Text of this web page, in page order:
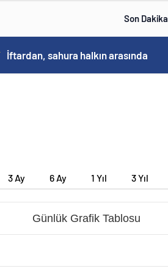
Son Dakika
İftardan, sahura halkın arasında
3 Ay 6 Ay 1 Yıl 3 Yıl
Günlük Grafik Tablosu